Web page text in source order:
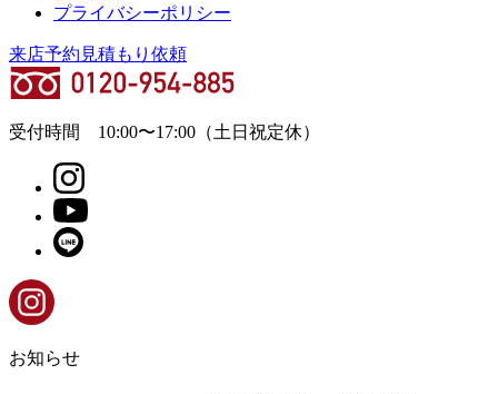
プライバシーポリシー
来店予約 見積もり依頼
受付時間 10:00〜17:00 （土日祝定休）
お知らせ